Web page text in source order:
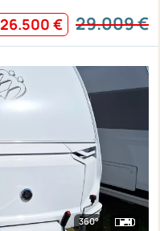
26.500 € 29.009 €
360°